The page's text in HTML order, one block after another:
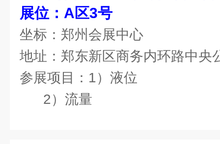
展位：A区3号
坐标：郑州会展中心
地址：郑东新区商务内环路中央
参展项目：1）液位
2）流量